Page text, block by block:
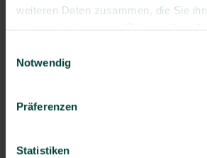
weiteren Daten zusammen, die Sie
Notwendig
Präferenzen
Statistiken
Neukaledonien
Nördliche Marianen
Pitcairninseln